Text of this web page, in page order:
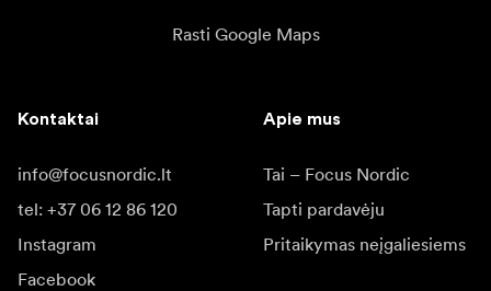
Rasti Google Maps
Kontaktai
info@focusnordic.lt
tel: +37 06 12 86 120
Instagram
Facebook
Apie mus
Tai – Focus Nordic
Tapti pardavėju
Pritaikymas neįgaliesiems